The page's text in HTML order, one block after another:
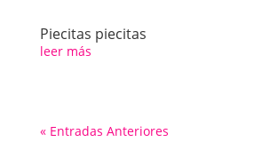
Piecitas piecitas
leer más
« Entradas Anteriores